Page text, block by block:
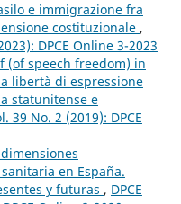
e immigrazione fra
costituzionale ,
DPCE Online 3-2023
(of speech freedom) in
libertà di espressione
statunitense e
39 No. 2 (2019): DPCE
dimensiones
en España.
y futuras , DPCE